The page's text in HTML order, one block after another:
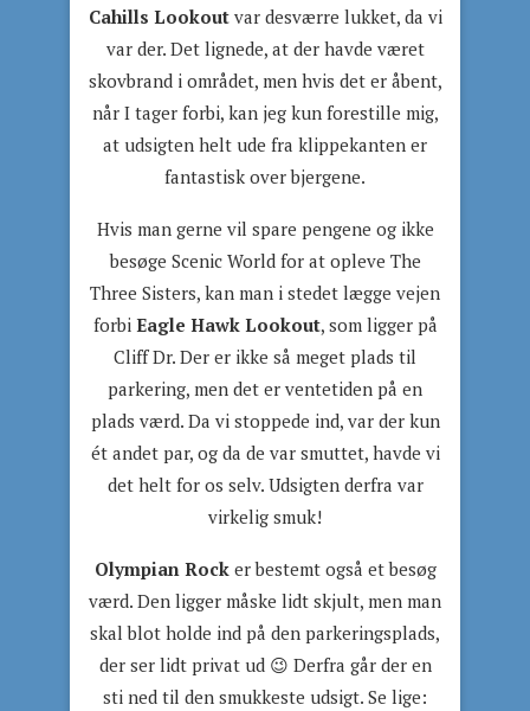
Cahills Lookoutvar desværre lukket, da vi
var der. Det lignede, at der havde været
skovbrand i området, men hvis det er åbent,
når I tager forbi, kan jeg kun forestille mig,
at udsigten helt ude fra klippekanten er
fantastisk over bjergene.
Hvis man gerne vil spare pengene og ikke
besøge Scenic World for at opleve The
Three Sisters, kan man i stedet lægge vejen
forbi Eagle Hawk Lookout, som ligger på
Cliff Dr. Der er ikke så meget plads til
parkering, men det er ventetiden på en
plads værd. Da vi stoppede ind, var der kun
ét andet par, og da de var smuttet, havde vi
det helt for os selv. Udsigten derfra var
virkelig smuk!
Olympian Rocker bestemt også et besøg
værd. Den ligger måske lidt skjult, men man
skal blot holde ind på den parkeringsplads,
der ser lidt privat ud 😉 Derfra går der en
sti ned til den smukkeste udsigt. Se lige: